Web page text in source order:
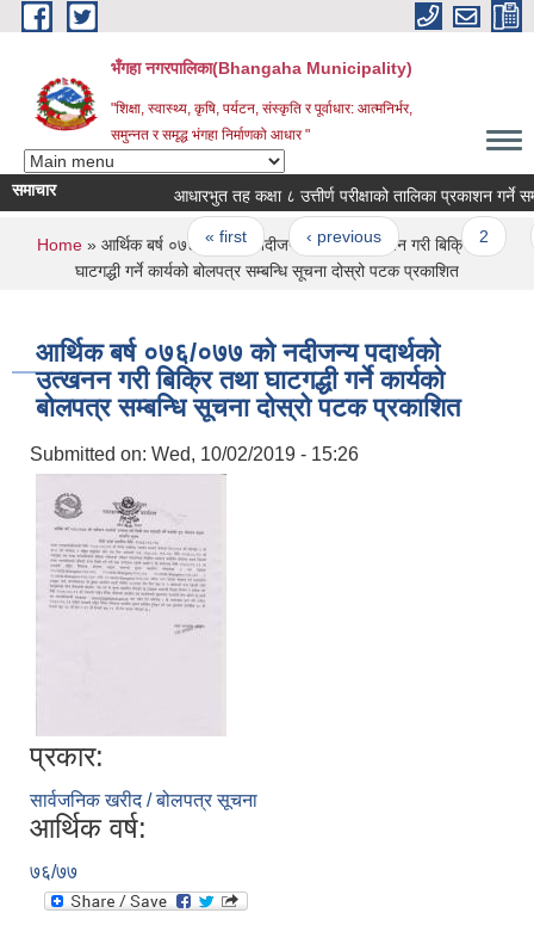
Skip to main content
भँगहा नगरपालिका(Bhangaha Municipality)
"शिक्षा, स्वास्थ्य, कृषि, पर्यटन, संस्कृति र पूर्वाधार: आत्मनिर्भर,
समुन्नत र समृद्ध भंगहा निर्माणको आधार "
समाचार आधारभुत तह कक्षा ८ उत्तीर्ण परीक्षाको तालिका प्रकाशन गर्ने
Pages
« first ‹ previous … 2
You are here
Home» आर्थिक बर्ष ०७६/०७७ को नदीजन्य पदार्थको उत्खनन गरी बिक्रि तथा
घाटगद्धी गर्ने कार्यको बोलपत्र सम्बन्धि सूचना दोस्रो पटक प्रकाशित
आर्थिक बर्ष ०७६/०७७ को नदीजन्य पदार्थको
उत्खनन गरी बिक्रि तथा घाटगद्धी गर्ने कार्यको
बोलपत्र सम्बन्धि सूचना दोस्रो पटक प्रकाशित
Submitted on: Wed, 10/02/2019 - 15:26
प्रकार:
सार्वजनिक खरीद / बोलपत्र सूचना
आर्थिक वर्ष:
७६/७७